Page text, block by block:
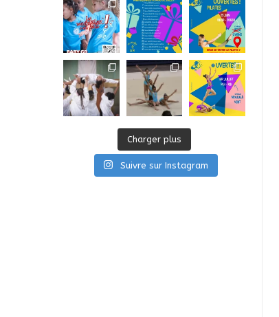
Charger plus
Suivre sur Instagram